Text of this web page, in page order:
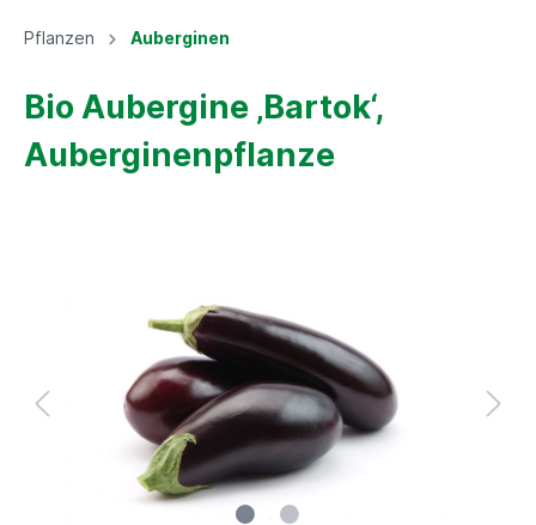
Pflanzen Auberginen
Bio Aubergine ‚Bartok‘,
Auberginenpflanze